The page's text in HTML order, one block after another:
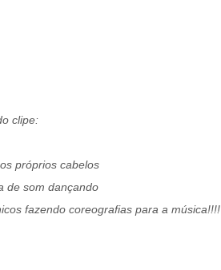
clipe:
próprios cabelos
de som dançando
fazendo coreografias para a música!!!!